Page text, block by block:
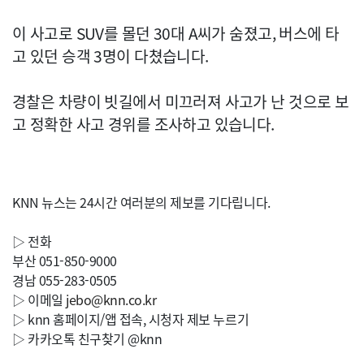
이 사고로 SUV를 몰던 30대 A씨가 숨졌고, 버스에 타
고 있던 승객 3명이 다쳤습니다.
경찰은 차량이 빗길에서 미끄러져 사고가 난 것으로 보
고 정확한 사고 경위를 조사하고 있습니다.
KNN 뉴스는 24시간 여러분의 제보를 기다립니다.
▷ 전화
부산 051-850-9000
경남 055-283-0505
▷ 이메일 jebo@knn.co.kr
▷ knn 홈페이지/앱 접속, 시청자 제보 누르기
▷ 카카오톡 친구찾기 @knn